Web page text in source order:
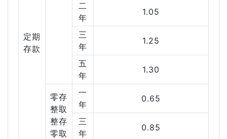
定期
存款
二
年
1.05
三
年
1.25
五
年
1.30
零存
整取
整存
零取
一
年
0.65
三
年
0.85